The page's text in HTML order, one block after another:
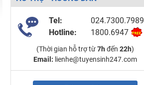
Tel:
024.7300.7989
Hotline:
1800.6947
(Thời gian hỗ trợ từ7h đến 22h)
Email: lienhe@tuyensinh247.com